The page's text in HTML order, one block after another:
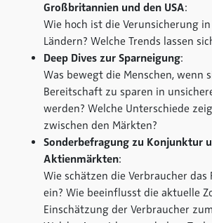
Großbritannien und den USA:
Wie hoch ist die Verunsicherung
Ländern? Welche Trends lassen
Deep Dives zur Sparneigung:
Was bewegt die Menschen, wenn
Bereitschaft zu sparen in
werden? Welche Unterschiede
zwischen den Märkten?
Sonderbefragung zu Konjunktur
Aktienmärkten:
Wie schätzen die Verbraucher das
ein? Wie beeinflusst die aktuelle
Einschätzung der Verbraucher